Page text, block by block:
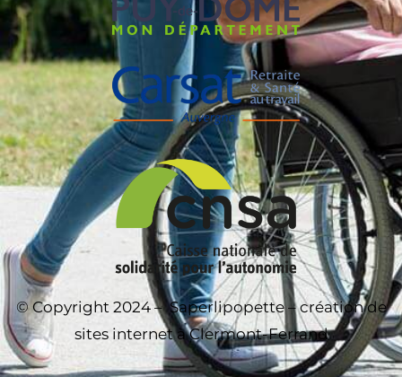
© Copyright 2024 –Saperlipopette – création de
sites internet à Clermont-Ferrand